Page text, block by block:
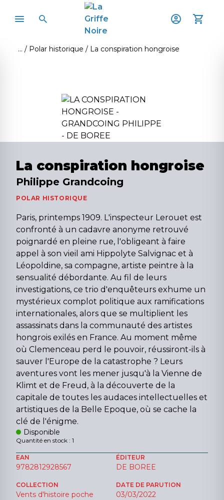
Polar historique La conspiration hongroise
La conspiration hongroise
Philippe Grandcoing
POLAR HISTORIQUE
Paris, printemps 1909. L'inspecteur Lerouet est
confronté à un cadavre anonyme retrouvé
poignardé en pleine rue, l'obligeant à faire
appel à son vieil ami Hippolyte Salvignac et à
Léopoldine, sa compagne, artiste peintre à la
sensualité débordante. Au fil de leurs
investigations, ce trio d'enquêteurs exhume un
mystérieux complot politique aux ramifications
internationales, alors que se multiplient les
assassinats dans la communauté des artistes
hongrois exilés en France. Au moment même
où Clemenceau perd le pouvoir, réussiront-ils à
sauver l'Europe de la catastrophe ? Leurs
aventures vont les mener jusqu'à la Vienne de
Klimt et de Freud, à la découverte de la
capitale de toutes les audaces intellectuelles et
artistiques de la Belle Epoque, où se cache la
clé de l'énigme.
Disponible
Quantité en stock : 1
EAN
9782812928567
ÉDITEUR
DE BOREE
COLLECTION
Vents d'histoire poche
DATE DE PARUTION
03/03/2022